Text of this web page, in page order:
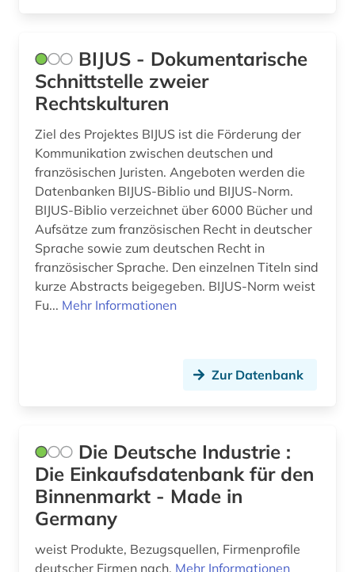
fauna (1)
feminismus (2)
film (4)
filmgeschichte (2)
filmwissenschaft (1)
finanzrecht (1)
finanzwissenschaft (1)
finnland (2)
flensburg (1)
flucht (2)
flugschrift (1)
BIJUS - Dokumentarische
Schnittstelle zweier
Rechtskulturen
Ziel des Projektes BIJUS ist die Förderung der
Kommunikation zwischen deutschen und
französischen Juristen. Angeboten werden die
Datenbanken BIJUS-Biblio und BIJUS-Norm.
BIJUS-Biblio verzeichnet über 6000 Bücher und
Aufsätze zum französischen Recht in deutscher
Sprache sowie zum deutschen Recht in
französischer Sprache. Den einzelnen Titeln sind
kurze Abstracts beigegeben. BIJUS-Norm weist
Fu... Mehr Informationen
Zur Datenbank
Die Deutsche Industrie :
Die Einkaufsdatenbank für den
Binnenmarkt - Made in
Germany
weist Produkte, Bezugsquellen, Firmenprofile
deutscher Firmen nach. Mehr Informationen